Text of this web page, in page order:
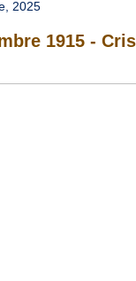
2025
1915 -